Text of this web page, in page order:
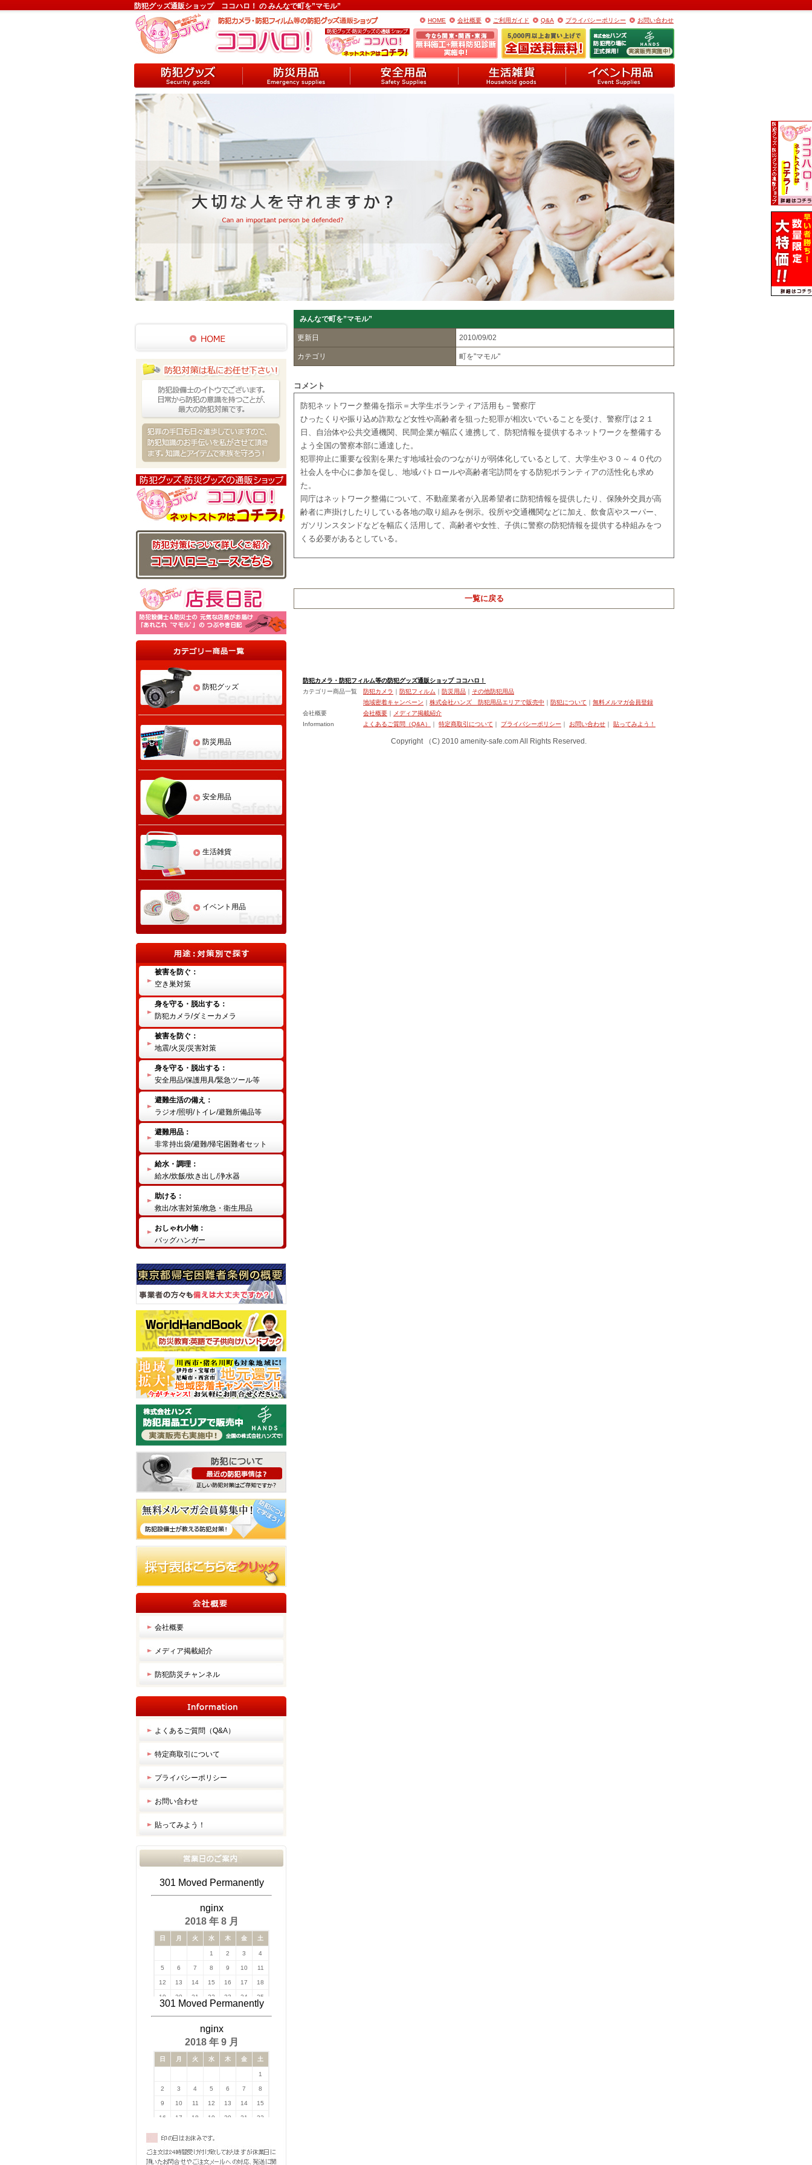
防犯グッズ通販ショップ ココハロ！ の みんなで町を”マモル”
HOME 会社概要 ご利用ガイド Q&A プライバシーポリシー お問い合わせ
防犯グッズ
防災用品
安全用品
生活雑貨
イベント用品
被害を防ぐ：
空き巣対策
身を守る・脱出する：
防犯カメラ/ダミーカメラ
被害を防ぐ：
地震/火災/災害対策
身を守る・脱出する：
安全用品/保護用具/緊急ツール等
避難生活の備え：
ラジオ/照明/トイレ/避難所備品等
避難用品：
非常持出袋/避難/帰宅困難者セット
給水・調理：
給水/炊飯/炊き出し/浄水器
助ける：
救出/水害対策/救急・衛生用品
おしゃれ小物：
バッグハンガー
会社概要
メディア掲載紹介
防犯防災チャンネル
よくあるご質問（Q&A）
特定商取引について
プライバシーポリシー
お問い合わせ
貼ってみよう！
みんなで町を”マモル”
更新日 2010/09/02
カテゴリ 町を"マモル"
コメント
防犯ネットワーク整備を指示＝大学生ボランティア活用も－警察庁
ひったくりや振り込め詐欺など女性や高齢者を狙った犯罪が相次いでいることを受け、警察庁は２１
日、自治体や公共交通機関、民間企業が幅広く連携して、防犯情報を提供するネットワークを整備する
よう全国の警察本部に通達した。
犯罪抑止に重要な役割を果たす地域社会のつながりが弱体化しているとして、大学生や３０～４０代の
社会人を中心に参加を促し、地域パトロールや高齢者宅訪問をする防犯ボランティアの活性化も求め
た。
同庁はネットワーク整備について、不動産業者が入居希望者に防犯情報を提供したり、保険外交員が高
齢者に声掛けしたりしている各地の取り組みを例示。役所や交通機関などに加え、飲食店やスーパー、
ガソリンスタンドなどを幅広く活用して、高齢者や女性、子供に警察の防犯情報を提供する枠組みをつ
くる必要があるとしている。
一覧に戻る
防犯カメラ・防犯フィルム等の防犯グッズ通販ショップ ココハロ！
カテゴリー商品一覧
防犯カメラ ｜ 防犯フィルム ｜ 防災用品 ｜ その他防犯用品
地域密着キャンペーン ｜ 株式会社ハンズ 防犯用品エリアで販売中 ｜ 防犯について ｜ 無料メルマガ会員登録
会社概要
会社概要 ｜
メディア掲載紹介
Information
よくあるご質問（Q&A） ｜ 特定商取引について ｜ プライバシーポリシー ｜ お問い合わせ ｜ 貼ってみよう！
Copyright （C) 2010 amenity-safe.com All Rights Reserved.